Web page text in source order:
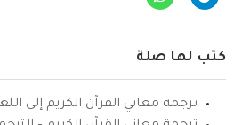
كتب لها صلة
ترجمة معاني القرآن الكريم إلى